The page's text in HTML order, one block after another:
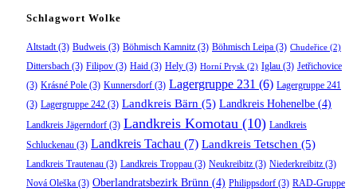
Schlagwort Wolke
Altstadt(3) Budweis (3) Böhmisch Kamnitz (3) Böhmisch Leipa (3) Chudeřice (2)
Dittersbach (3) Filipov (3) Haid (3) Hely (3) Horní Prysk (2) Iglau (3) Jetřichovice
(3) Krásné Pole (3) Kunnersdorf (3) Lagergruppe 231 (6) Lagergruppe 241
(3) Lagergruppe 242 (3) Landkreis Bärn (5) Landkreis Hohenelbe (4)
Landkreis Jägerndorf (3) Landkreis Komotau (10) Landkreis
Schluckenau (3) Landkreis Tachau (7) Landkreis Tetschen (5)
Landkreis Trautenau (3) Landkreis Troppau (3) Neukreibitz (3) Niederkreibitz (3)
Nová Oleška (3) Oberlandratsbezirk Brünn (4) Philippsdorf (3) RAD-Gruppe